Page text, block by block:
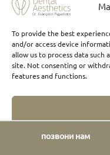
To provide the best
and/or access device
allow us to process data such
site. Not consenting or
features and functions.
Opt-out
Слегка
самого
имплантата до
реставрации все
на фактических
рабочий процесс
обеспечения
позвони нам